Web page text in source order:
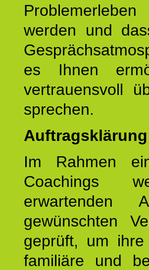
werden und
es Ihnen
vertrauensvoll
sprechen.
Im Rahmen
Coachings
erwartenden
gewünschten
geprüft, um
familiäre und